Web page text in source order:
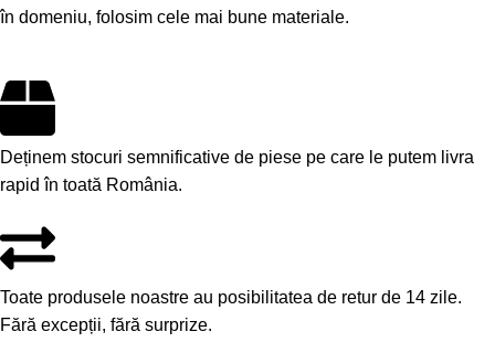
în domeniu, folosim cele mai bune materiale.
Deținem stocuri semnificative de piese pe care le putem livra
rapid în toată România.
Toate produsele noastre au posibilitatea de retur de 14 zile.
Fără excepții, fără surprize.